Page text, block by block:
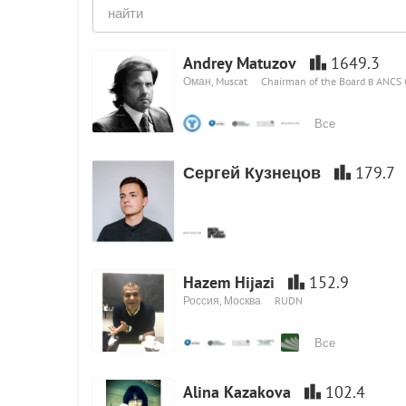
Andrey Matuzov 1649.3
Оман, Muscat Chairman of the Board в ANCS
Все
Сергей Кузнецов 179.7
Hazem Hijazi 152.9
Россия, Москва RUDN
Все
Alina Kazakova 102.4